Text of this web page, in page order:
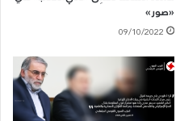
«صور»
09/10/2022